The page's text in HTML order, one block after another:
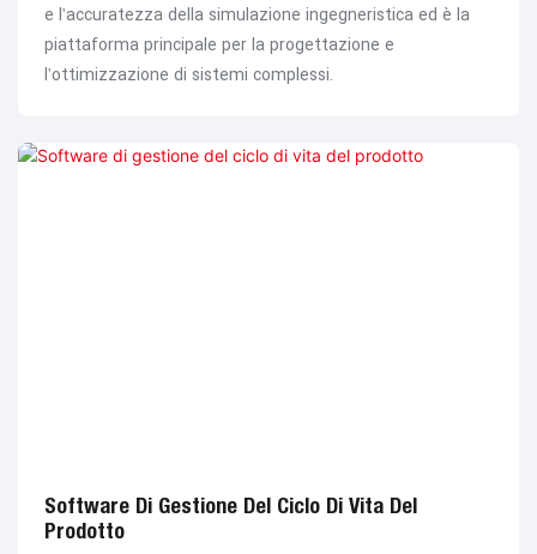
e l'accuratezza della simulazione ingegneristica ed è la
piattaforma principale per la progettazione e
l'ottimizzazione di sistemi complessi.
Software Di Gestione Del Ciclo Di Vita Del
Prodotto